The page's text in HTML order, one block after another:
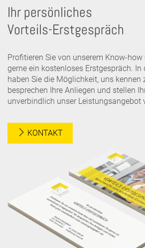
Ihr persönliches
Vorteils-Erstgespräch
Profitieren Sie von unserem Know-how
gerne ein kostenloses Erstgespräch. In
haben Sie die Möglichkeit, uns kennen
besprechen Ihre Anliegen und stellen
unverbindlich unser Leistungsangebot
KONTAKT